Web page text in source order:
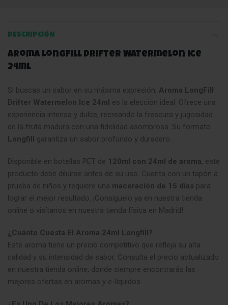
DESCRIPCIÓN
Aroma LongFill Drifter Watermelon Ice
24ml
Si buscas un sabor en su máxima expresión, Aroma LongFill
Drifter Watermelon Ice 24ml es la elección ideal. Ofrece una
experiencia intensa y dulce, recreando la frescura y jugosidad
de la fruta madura con una fidelidad asombrosa. Su formato
Longfill garantiza un sabor profundo y duradero.
Disponible en botellas PET de 120ml con 24ml de aroma, este
producto debe diluirse antes de su uso. Cuenta con un tapón a
prueba de niños y requiere una maceración de 15 días para
lograr el mejor resultado. ¡Consíguelo ya en nuestra tienda
online o visítanos en nuestra tienda física en Madrid!
¿Cuánto Cuesta El Aroma 24ml Longfill?
Este aroma tiene un precio competitivo que refleja su alta
calidad y su intensidad de sabor. Consulta el precio actualizado
en nuestra tienda online, donde siempre encontrarás las
mejores ofertas en aromas y e-líquidos.